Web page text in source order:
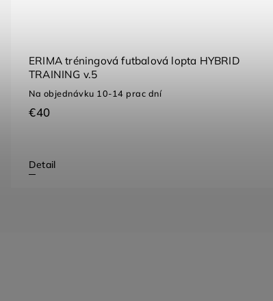
ERIMA tréningová futbalová lopta HYBRID
TRAINING v.5
Na objednávku 10-14 prac dní
€40
Detail